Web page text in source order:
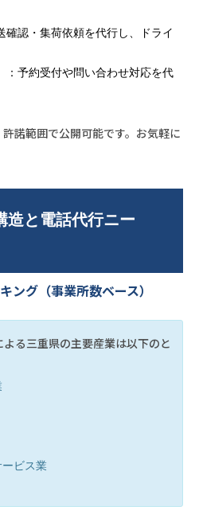
確認・集荷依頼を代行し、ドライ
：予約受付や問い合わせ対応を代
諾範囲で公開可能です。お気軽に
造と電話代行ニー
ング（事業所数ベース）
る三重県の主要産業は以下のと
ビス業